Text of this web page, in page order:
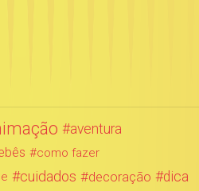
aventura
como fazer
cuidados decoração dica